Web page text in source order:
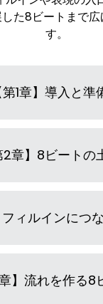
た8ビートまで
す。
第1章】導入と準
2章】8ビートの
フィルインにつ
】流れを作る8